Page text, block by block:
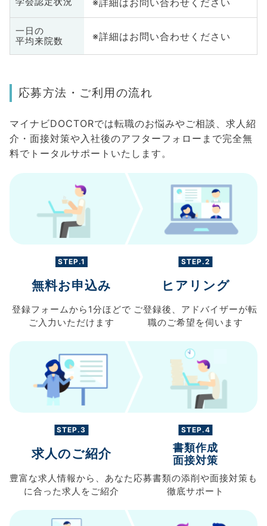
一日の
平均来院数
※詳細はお問い合わせください
応募方法・ご利用の流れ
マイナビDOCTORでは転職のお悩みやご相談、求人紹
介・面接対策や入社後のアフターフォローまで完全無
料でトータルサポートいたします。
STEP.1
無料お申込み
登録フォームから 1分ほどで
ご入力 いただけます
STEP.2
ヒアリング
ご登録後、 アドバイザーが転
職のご希望を伺います
STEP.3
求人のご紹介
豊富な求人情報から、 あなた
に合った求人を ご紹介
STEP.4
書類作成
面接対策
応募書類の添削や面接対策も
徹底サポート